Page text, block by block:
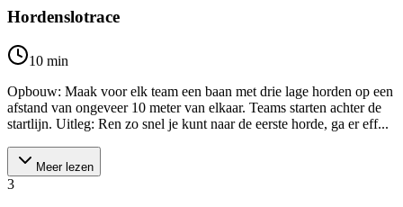
Hordenslotrace
10 min
Opbouw: Maak voor elk team een baan met drie lage horden op een
afstand van ongeveer 10 meter van elkaar. Teams starten achter de
startlijn. Uitleg: Ren zo snel je kunt naar de eerste horde, ga er eff...
Meer lezen
3